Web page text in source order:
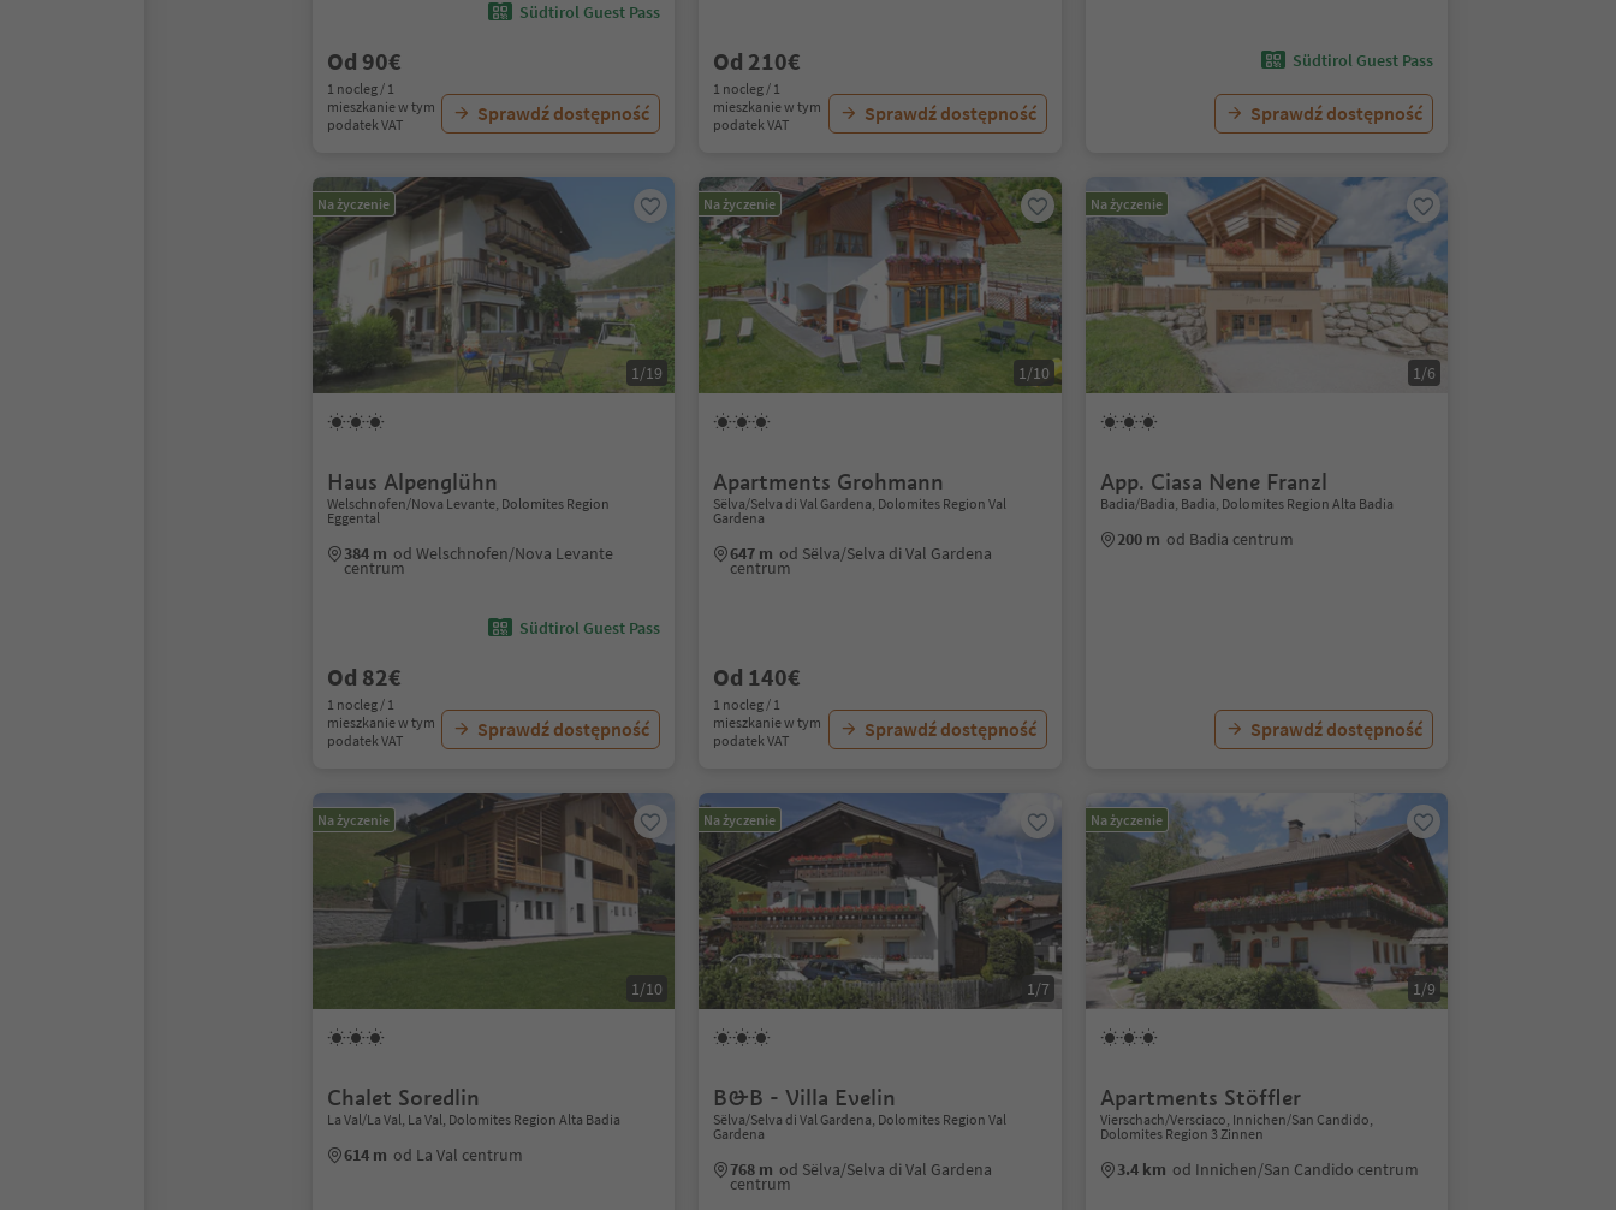
Südtirol Guest Pass
Od 90€
1 nocleg / 1
mieszkanie w tym
podatek VAT
Sprawdź dostępność
Od 210€
1 nocleg / 1
mieszkanie w tym
podatek VAT
Sprawdź dostępność
Südtirol Guest Pass
Sprawdź dostępność
Na życzenie
1/19
Haus Alpenglühn
Welschnofen/Nova Levante, Dolomites Region
Eggental
384 m od Welschnofen/Nova Levante
centrum
Südtirol Guest Pass
Od 82€
1 nocleg / 1
mieszkanie w tym
podatek VAT
Sprawdź dostępność
Na życzenie
1/10
Apartments Grohmann
Sëlva/Selva di Val Gardena, Dolomites Region Val
Gardena
647 m od Sëlva/Selva di Val Gardena
centrum
Od 140€
1 nocleg / 1
mieszkanie w tym
podatek VAT
Sprawdź dostępność
Na życzenie
1/6
App. Ciasa Nene Franzl
Badia/Badia, Badia, Dolomites Region Alta Badia
200 m od Badia centrum
Sprawdź dostępność
Na życzenie
1/10
Chalet Soredlin
La Val/La Val, La Val, Dolomites Region Alta Badia
614 m od La Val centrum
Na życzenie
1/7
B&B - Villa Evelin
Sëlva/Selva di Val Gardena, Dolomites Region Val
Gardena
768 m od Sëlva/Selva di Val Gardena
centrum
Na życzenie
1/9
Apartments Stöffler
Vierschach/Versciaco, Innichen/San Candido,
Dolomites Region 3 Zinnen
3.4 km od Innichen/San Candido centrum